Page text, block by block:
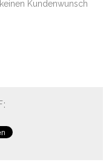
Kundenwunsch